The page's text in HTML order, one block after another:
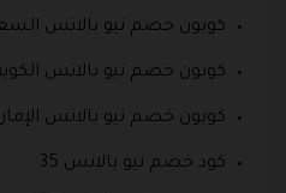
كوبون خصم نيو بالانس السعودية
كوبون خصم نيو بالانس الكويت 2026
كوبون خصم نيو بالانس الإمارات
كود خصم نيو بالانس 35 .